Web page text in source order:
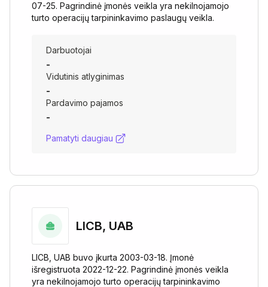
07-25. Pagrindinė įmonės veikla yra nekilnojamojo
turto operacijų tarpininkavimo paslaugų veikla.
Darbuotojai
-
Vidutinis atlyginimas
-
Pardavimo pajamos
-
Pamatyti daugiau
LICB, UAB
LICB, UAB buvo įkurta 2003-03-18. Įmonė
išregistruota 2022-12-22. Pagrindinė įmonės veikla
yra nekilnojamojo turto operacijų tarpininkavimo